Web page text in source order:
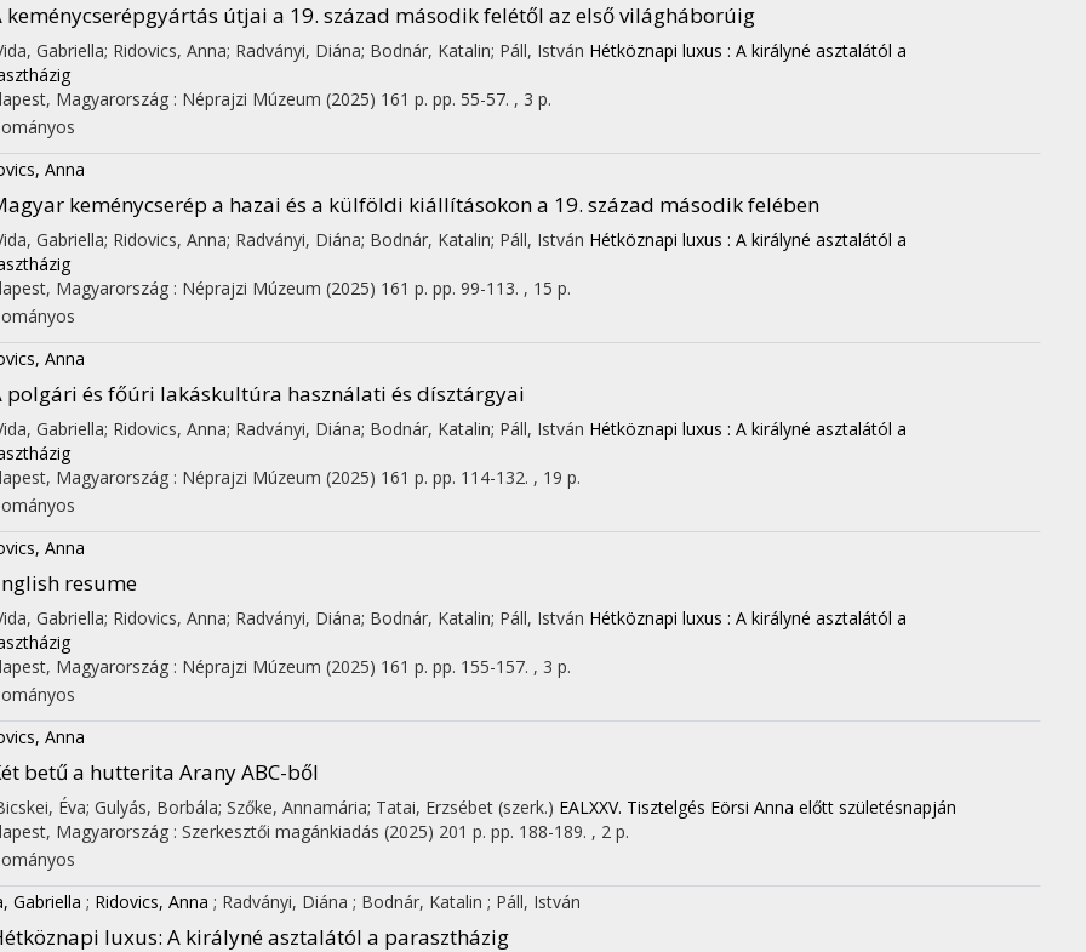
keménycserépgyártás útjai a 19. század második felétől az első világháborúig
Gabriella; Ridovics, Anna; Radványi, Diána; Bodnár, Katalin; Páll, István Hétköznapi luxus : A királyné asztalától a
Magyarország : Néprajzi Múzeum (2025) 161 p. pp. 55-57. , 3 p.
Anna
keménycserép a hazai és a külföldi kiállításokon a 19. század második felében
Gabriella; Ridovics, Anna; Radványi, Diána; Bodnár, Katalin; Páll, István Hétköznapi luxus : A királyné asztalától a
Magyarország : Néprajzi Múzeum (2025) 161 p. pp. 99-113. , 15 p.
Anna
polgári és főúri lakáskultúra használati és dísztárgyai
Gabriella; Ridovics, Anna; Radványi, Diána; Bodnár, Katalin; Páll, István Hétköznapi luxus : A királyné asztalától a
Magyarország : Néprajzi Múzeum (2025) 161 p. pp. 114-132. , 19 p.
Anna
resume
Gabriella; Ridovics, Anna; Radványi, Diána; Bodnár, Katalin; Páll, István Hétköznapi luxus : A királyné asztalától a
Magyarország : Néprajzi Múzeum (2025) 161 p. pp. 155-157. , 3 p.
Anna
betű a hutterita Arany ABC-ből
Éva; Gulyás, Borbála; Szőke, Annamária; Tatai, Erzsébet (szerk.) EALXXV. Tisztelgés Eörsi Anna előtt születésnapján
Magyarország : Szerkesztői magánkiadás (2025) 201 p. pp. 188-189. , 2 p.
Gabriella ; Ridovics, Anna ; Radványi, Diána ; Bodnár, Katalin ; Páll, István
luxus: A királyné asztalától a parasztházig